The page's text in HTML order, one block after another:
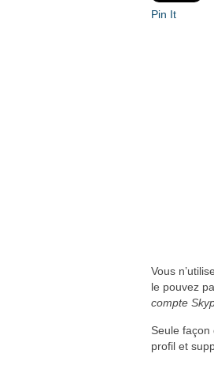
Pin It
Vous
le pouvez
compte
Seule
profil et